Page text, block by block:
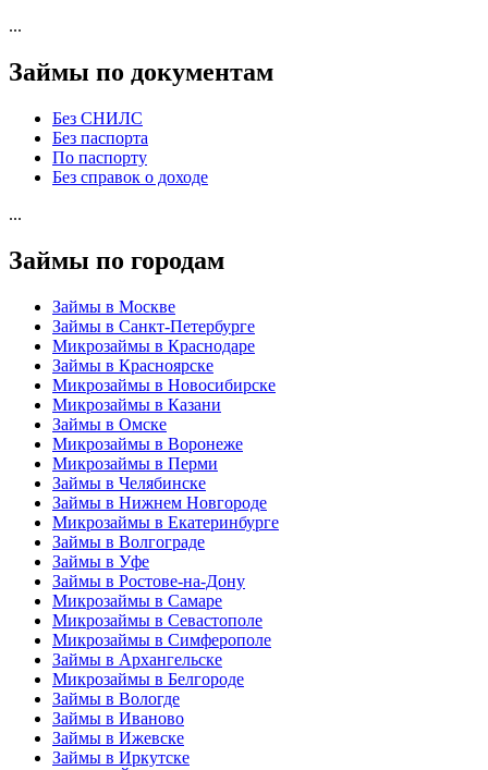
...
Займы по документам
Без СНИЛС
Без паспорта
По паспорту
Без справок о доходе
...
Займы по городам
Займы в Москве
Займы в Санкт-Петербурге
Микрозаймы в Краснодаре
Займы в Красноярске
Микрозаймы в Новосибирске
Микрозаймы в Казани
Займы в Омске
Микрозаймы в Воронеже
Микрозаймы в Перми
Займы в Челябинске
Займы в Нижнем Новгороде
Микрозаймы в Екатеринбурге
Займы в Волгограде
Займы в Уфе
Займы в Ростове-на-Дону
Микрозаймы в Самаре
Микрозаймы в Севастополе
Микрозаймы в Симферополе
Займы в Архангельске
Микрозаймы в Белгороде
Займы в Вологде
Займы в Иваново
Займы в Ижевске
Займы в Иркутске